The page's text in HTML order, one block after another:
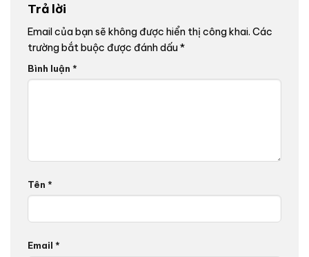
Trả lời
Email của bạn sẽ không được hiển thị công khai. Các
trường bắt buộc được đánh dấu *
Bình luận *
Tên *
Email *